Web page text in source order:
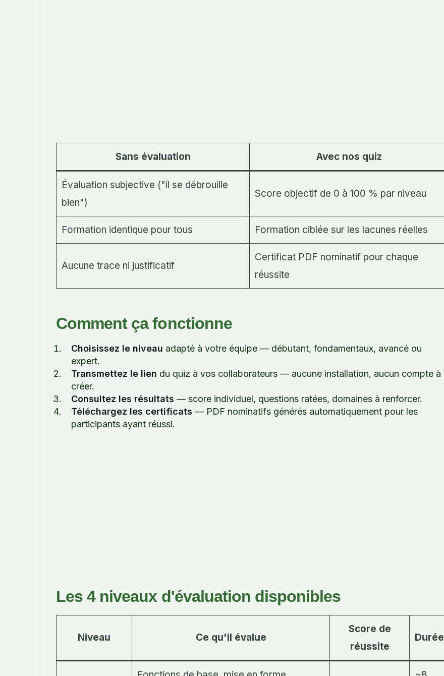
Sans évaluation Avec nos quiz
Évaluation subjective ("il se débrouille
bien")
Score objectif de 0 à 100 % par niveau
Formation identique pour tous Formation ciblée sur les lacunes réelles
Aucune trace ni justificatif
Certificat PDF nominatif pour chaque
réussite
Comment ça fonctionne
Choisissez le niveau adapté à votre équipe — débutant, fondamentaux, avancé ou
expert.
Transmettez le lien du quiz à vos collaborateurs — aucune installation, aucun compte à
créer.
Consultez les résultats — score individuel, questions ratées, domaines à renforcer.
Téléchargez les certificats — PDF nominatifs générés automatiquement pour les
participants ayant réussi.
Les 4 niveaux d'évaluation disponibles
Niveau Ce qu'il évalue
Score de
réussite
Durée